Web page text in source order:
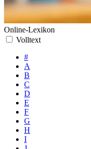
Online-Lexikon
Volltext
#
A
B
C
D
E
F
G
H
I